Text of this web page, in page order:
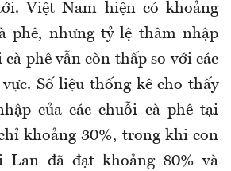
Việt Nam hiện có khoảng
phê, nhưng tỷ lệ thâm nhập
phê vẫn còn thấp so với các
Số liệu thống kê cho thấy
của các chuỗi cà phê tại
khoảng 30%, trong khi con
Lan đã đạt khoảng 80% và